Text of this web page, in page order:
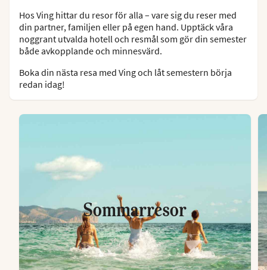
Hos Ving hittar du resor för alla – vare sig du reser med
din partner, familjen eller på egen hand. Upptäck våra
noggrant utvalda hotell och resmål som gör din semester
både avkopplande och minnesvärd.
Boka din nästa resa med Ving och låt semestern börja
redan idag!
Sommarresor